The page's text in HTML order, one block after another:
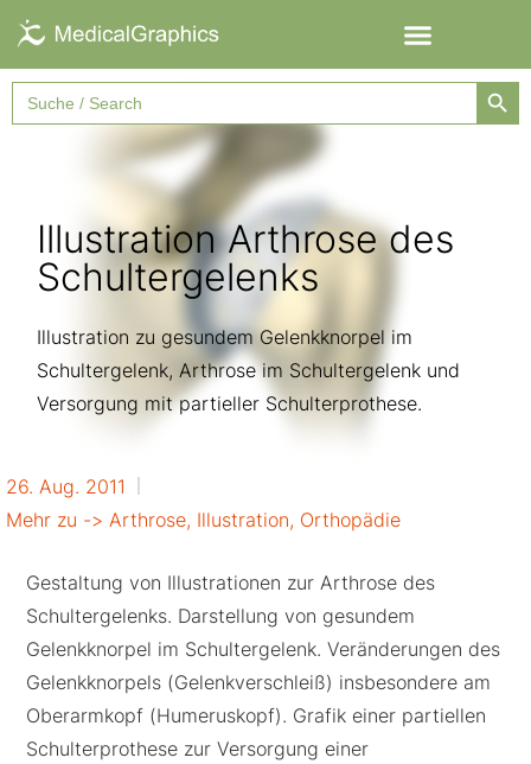
Search
for:
Illustration Arthrose des
Schultergelenks
Illustration zu gesundem Gelenkknorpel im
Schultergelenk, Arthrose im Schultergelenk und
Versorgung mit partieller Schulterprothese.
26. Aug. 2011
Mehr zu -> Arthrose, Illustration, Orthopädie
Gestaltung von Illustrationen zur Arthrose des
Schultergelenks. Darstellung von gesundem
Gelenkknorpel im Schultergelenk. Veränderungen des
Gelenkknorpels (Gelenkverschleiß) insbesondere am
Oberarmkopf (Humeruskopf). Grafik einer partiellen
Schulterprothese zur Versorgung einer